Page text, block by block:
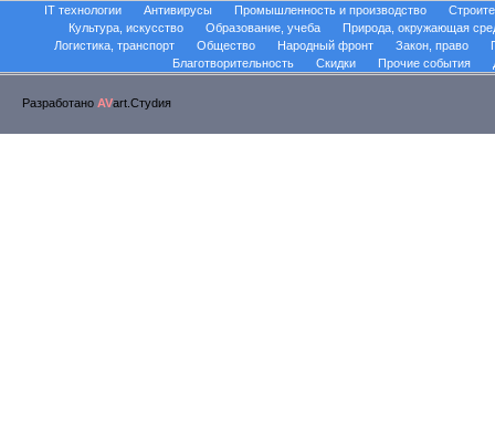
IT технологии Антивирусы Промышленность и производство
Культура, искусство
Образование, учеба
Природа, окружающая
Логистика, транспорт
Общество Народный фронт Закон, право
Благотворительность
Скидки Прочие события
Разработано AVart.Стуdия